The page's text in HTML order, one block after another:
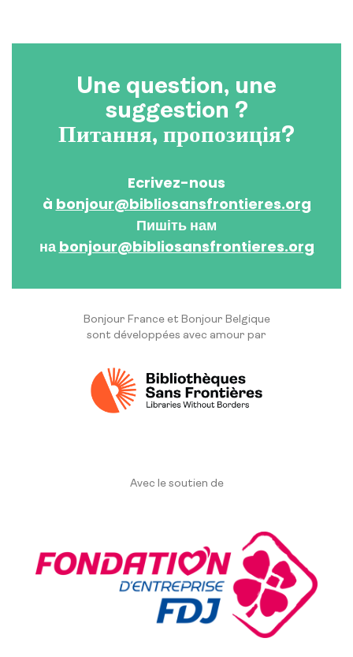
Une question, une
suggestion ?
Питання, пропозиція?
Ecrivez-nous
à bonjour@bibliosansfrontieres.org
Пишіть нам
на bonjour@bibliosansfrontieres.org
Bonjour France et Bonjour Belgique
sont développées avec amour par
Avec le soutien de